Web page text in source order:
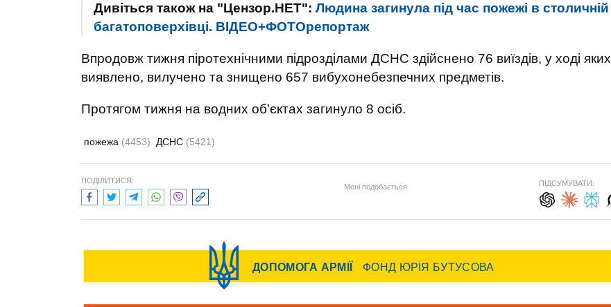
Дивіться також на "Цензор.НЕТ": Людина загинула під час пожежі в столичній
багатоповерхівці. ВІДЕО+ФОТОрепортаж
Впродовж тижня піротехнічними підрозділами ДСНС здійснено 76 виїздів, у ході яких
виявлено, вилучено та знищено 657 вибухонебезпечних предметів.
Протягом тижня на водних об’єктах загинуло 8 осіб.
пожежа (4453) ДСНС (5421)
ПОДІЛИТИСЯ:
Мені подобається ПІДСУМУВАТИ: